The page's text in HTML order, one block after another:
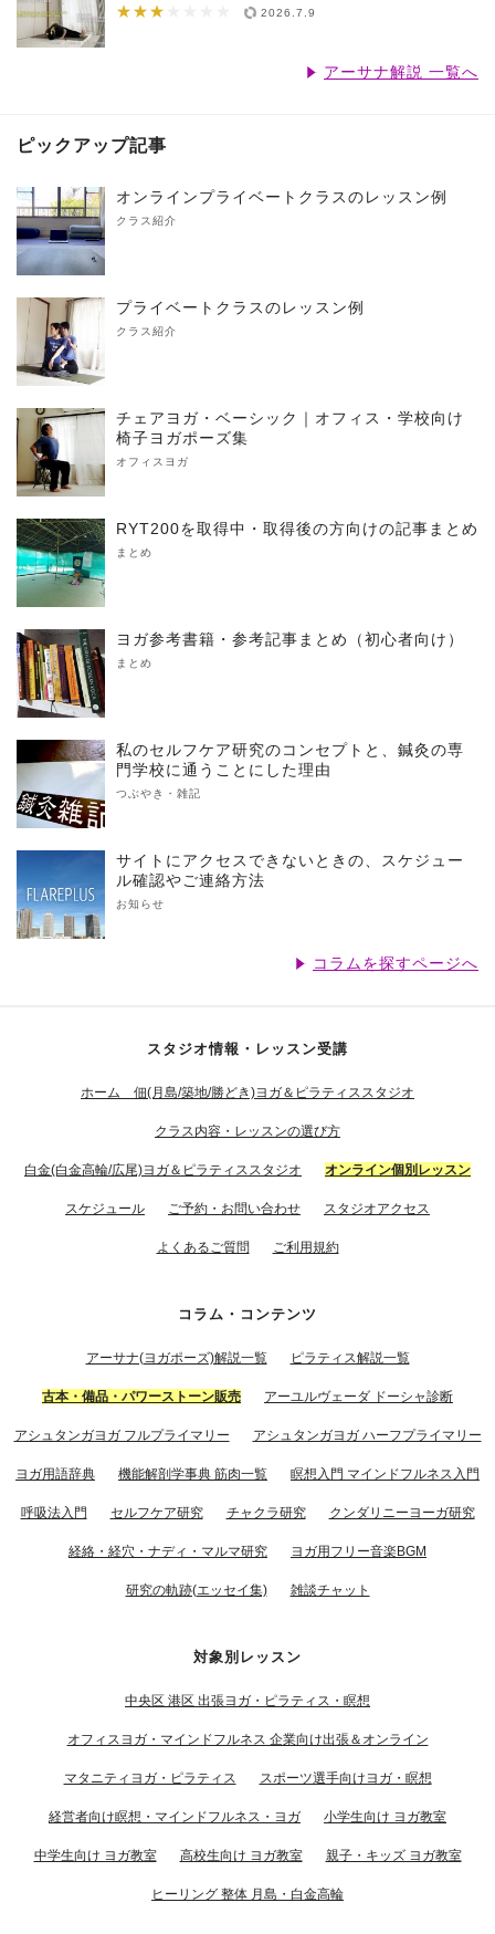
★★★
★★★★★★★ 2026.7.9
アーサナ解説 一覧へ
ピックアップ記事
オンラインプライベートクラスのレッスン例
クラス紹介
プライベートクラスのレッスン例
クラス紹介
チェアヨガ・ベーシック｜オフィス・学校向け
椅子ヨガポーズ集
オフィスヨガ
RYT200を取得中・取得後の方向けの記事まとめ
まとめ
ヨガ参考書籍・参考記事まとめ（初心者向け）
まとめ
私のセルフケア研究のコンセプトと、鍼灸の専
門学校に通うことにした理由
つぶやき・雑記
サイトにアクセスできないときの、スケジュー
ル確認やご連絡方法
お知らせ
コラムを探すページへ
スタジオ情報・レッスン受講
ホーム 佃(月島/築地/勝どき)ヨガ＆ピラティススタジオ
クラス内容・レッスンの選び方
白金(白金高輪/広尾)ヨガ＆ピラティススタジオ オンライン個別レッスン
スケジュール ご予約・お問い合わせ スタジオアクセス
よくあるご質問 ご利用規約
コラム・コンテンツ
アーサナ(ヨガポーズ)解説一覧 ピラティス解説一覧
古本・備品・パワーストーン販売 アーユルヴェーダ ドーシャ診断
アシュタンガヨガ フルプライマリー アシュタンガヨガ ハーフプライマリー
ヨガ用語辞典 機能解剖学事典 筋肉一覧 瞑想入門 マインドフルネス入門
呼吸法入門 セルフケア研究 チャクラ研究 クンダリニーヨーガ研究
経絡・経穴・ナディ・マルマ研究 ヨガ用フリー音楽BGM
研究の軌跡(エッセイ集) 雑談チャット
対象別レッスン
中央区 港区 出張ヨガ・ピラティス・瞑想
オフィスヨガ・マインドフルネス 企業向け出張＆オンライン
マタニティヨガ・ピラティス スポーツ選手向けヨガ・瞑想
経営者向け瞑想・マインドフルネス・ヨガ 小学生向け ヨガ教室
中学生向け ヨガ教室 高校生向け ヨガ教室 親子・キッズ ヨガ教室
ヒーリング 整体 月島・白金高輪